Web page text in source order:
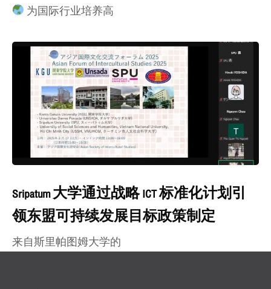
为国际行业培养高
Sripatum 大学通过战略 ICT 标准化计划引
领东盟可持续发展目标政策制定
来自斯里帕图姆大学的